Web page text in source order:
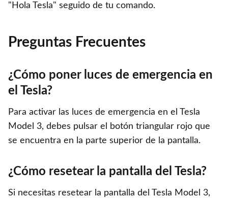
"Hola Tesla" seguido de tu comando.
Preguntas Frecuentes
¿Cómo poner luces de emergencia en
el Tesla?
Para activar las luces de emergencia en el Tesla
Model 3, debes pulsar el botón triangular rojo que
se encuentra en la parte superior de la pantalla.
¿Cómo resetear la pantalla del Tesla?
Si necesitas resetear la pantalla del Tesla Model 3,